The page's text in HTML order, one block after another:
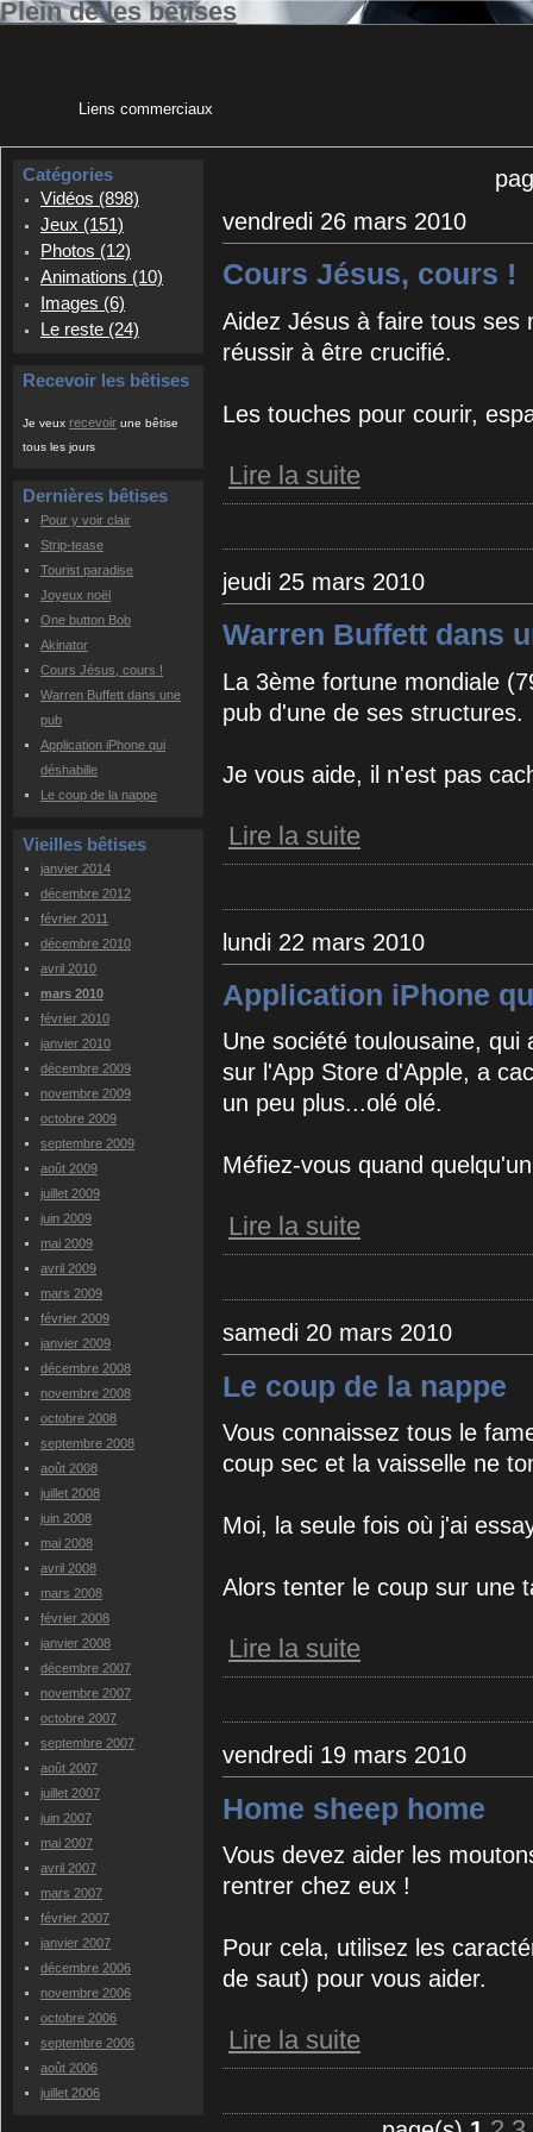
Plein de les bêtises
Liens commerciaux
Catégories
Vidéos (898)
Jeux (151)
Photos (12)
Animations (10)
Images (6)
Le reste (24)
Recevoir les bêtises
Je veux recevoir une bêtise
tous les jours
Dernières bêtises
Pour y voir clair
Strip-tease
Tourist paradise
Joyeux noël
One button Bob
Akinator
Cours Jésus, cours !
Warren Buffett dans une
pub
Application iPhone qui
déshabille
Le coup de la nappe
Vieilles bêtises
janvier 2014
décembre 2012
février 2011
décembre 2010
avril 2010
mars 2010
février 2010
janvier 2010
décembre 2009
novembre 2009
octobre 2009
septembre 2009
août 2009
juillet 2009
juin 2009
mai 2009
avril 2009
mars 2009
février 2009
janvier 2009
décembre 2008
novembre 2008
octobre 2008
septembre 2008
août 2008
juillet 2008
juin 2008
mai 2008
avril 2008
mars 2008
février 2008
janvier 2008
décembre 2007
novembre 2007
octobre 2007
septembre 2007
août 2007
juillet 2007
juin 2007
mai 2007
avril 2007
mars 2007
février 2007
janvier 2007
décembre 2006
novembre 2006
octobre 2006
septembre 2006
août 2006
juillet 2006
vendredi 26 mars 2010
Cours Jésus, cours !
Aidez Jésus à faire tous ses
réussir à être crucifié.
Les touches pour courir,
Lire la suite
jeudi 25 mars 2010
Warren Buffett dans
La 3ème fortune mondiale
pub d'une de ses structures.
Je vous aide, il n'est pas
Lire la suite
lundi 22 mars 2010
Application iPhone
Une société toulousaine, qui
sur l'App Store d'Apple, a
un peu plus...olé olé.
Méfiez-vous quand
Lire la suite
samedi 20 mars 2010
Le coup de la nappe
Vous connaissez tous le
coup sec et la vaisselle ne
Moi, la seule fois où j'ai
Alors tenter le coup sur une
Lire la suite
vendredi 19 mars 2010
Home sheep home
Vous devez aider les
rentrer chez eux !
Pour cela, utilisez les
de saut) pour vous aider.
Lire la suite